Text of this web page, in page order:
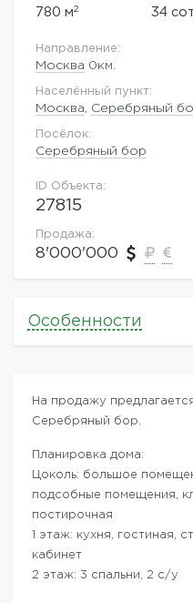
780 м2 34
Направление:
Москва 0км.
Населённый пункт:
Москва Серебряный
Посёлок:
Серебряный бор
ID Объекта:
27815
Продажа:
8'000'000
Особенности
На продажу
Серебряный бор.
Планировка дома:
Цоколь: большое
подсобные помещения,
постирочная
1 этаж: кухня, гостиная,
кабинет
2 этаж: 3 спальни, 2 с/у